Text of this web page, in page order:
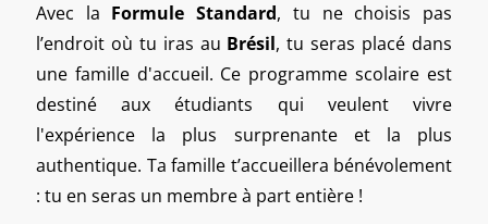
Avec la Formule Standard, tu ne choisis pas
l’endroit où tu iras au Brésil, tu seras placé dans
une famille d'accueil. Ce programme scolaire est
destiné aux étudiants qui veulent vivre
l'expérience la plus surprenante et la plus
authentique. Ta famille t’accueillera bénévolement
: tu en seras un membre à part entière !